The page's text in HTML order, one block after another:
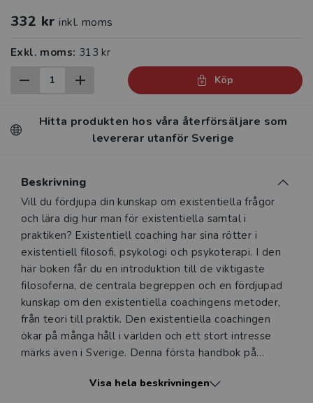
332 kr inkl. moms
Exkl. moms: 313 kr
Köp
Hitta produkten hos våra återförsäljare som
levererar utanför Sverige
Beskrivning
Beskrivning
Vill du fördjupa din kunskap om existentiella frågor
och lära dig hur man för existentiella samtal i
praktiken? Existentiell coaching har sina rötter i
existentiell filosofi, psykologi och psykoterapi. I den
här boken får du en introduktion till de viktigaste
filosoferna, de centrala begreppen och en fördjupad
kunskap om den existentiella coachingens metoder,
från teori till praktik. Den existentiella coachingen
ökar på många håll i världen och ett stort intresse
märks även i Sverige. Denna första handbok på
kan gå till, eller som inspiration för den som vill
Visa hela beskrivningen